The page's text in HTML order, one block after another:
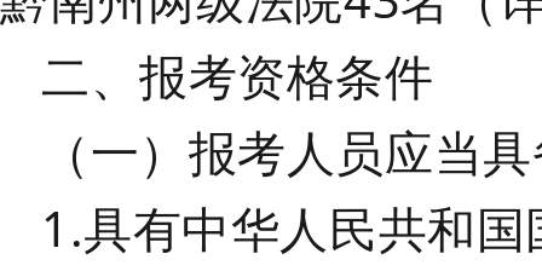
二、报考资格条件
（一）报考人员应当
1.具有中华人民共和国